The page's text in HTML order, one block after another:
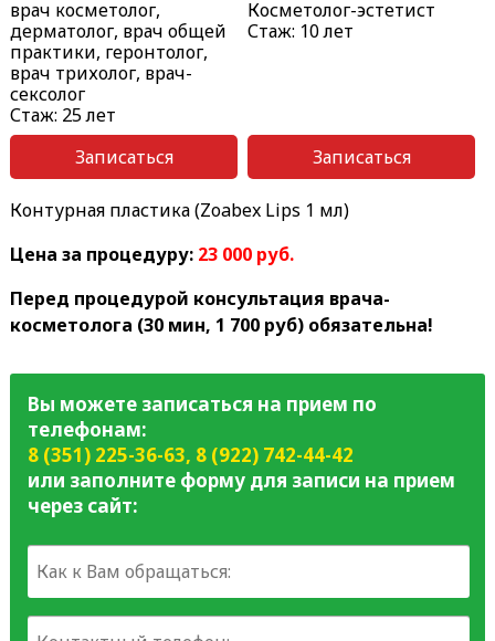
врач косметолог,
дерматолог, врач общей
практики, геронтолог,
врач трихолог, врач-
сексолог
Стаж: 25 лет
Записаться
Косметолог-эстетист
Стаж: 10 лет
Записаться
Контурная пластика (Zoabex Lips 1 мл)
Цена за процедуру: 23 000 руб.
Перед процедурой консультация врача-
косметолога (30 мин, 1 700 руб) обязательна!
Вы можете записаться на прием по
телефонам:
8 (351) 225-36-63, 8 (922) 742-44-42
или заполните форму для записи на прием
через сайт: